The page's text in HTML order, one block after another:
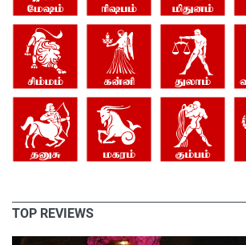
TOP REVIEWS